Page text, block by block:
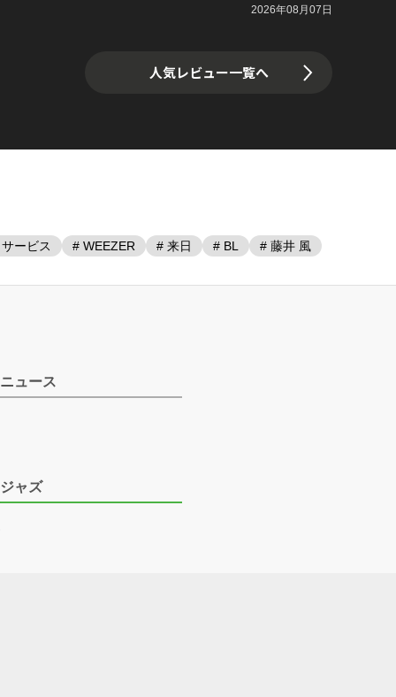
2026年08月07日
人気レビュー一覧へ
ービス # WEEZER # 来日 # BL # 藤井 風
ニュース
ジャズ